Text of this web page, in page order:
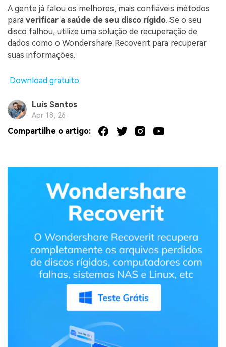
A gente já falou os melhores, mais confiáveis métodos
para verificar a saúde de seu disco rígido. Se o seu
disco falhou, utilize uma solução de recuperação de
dados como o Wondershare Recoverit para recuperar
suas informações.
Download gratuito
Luís Santos
Apr 18, 26
Compartilhe o artigo: